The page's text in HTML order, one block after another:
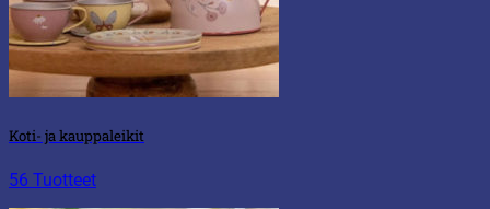
Koti- ja kauppaleikit
56 Tuotteet